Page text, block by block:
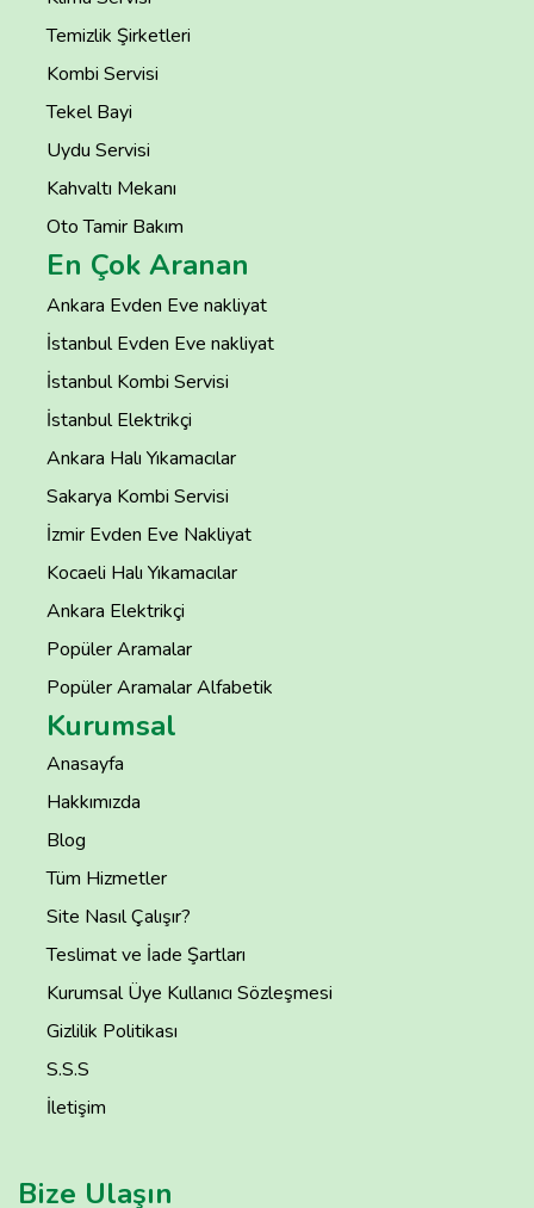
Temizlik Şirketleri
Kombi Servisi
Tekel Bayi
Uydu Servisi
Kahvaltı Mekanı
Oto Tamir Bakım
En Çok Aranan
Ankara Evden Eve nakliyat
İstanbul Evden Eve nakliyat
İstanbul Kombi Servisi
İstanbul Elektrikçi
Ankara Halı Yıkamacılar
Sakarya Kombi Servisi
İzmir Evden Eve Nakliyat
Kocaeli Halı Yıkamacılar
Ankara Elektrikçi
Popüler Aramalar
Popüler Aramalar Alfabetik
Kurumsal
Anasayfa
Hakkımızda
Blog
Tüm Hizmetler
Site Nasıl Çalışır?
Teslimat ve İade Şartları
Kurumsal Üye Kullanıcı Sözleşmesi
Gizlilik Politikası
S.S.S
İletişim
Bize Ulaşın